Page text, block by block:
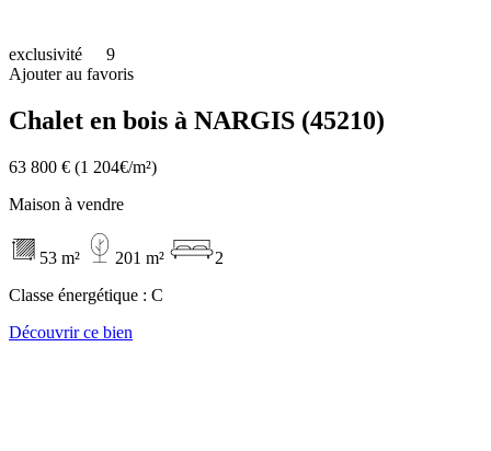
exclusivité
9
Ajouter au favoris
Chalet en bois à NARGIS (45210)
63 800 € (1 204€/m²)
Maison à vendre
53 m² 201 m²
2
Classe énergétique : C
Découvrir ce bien